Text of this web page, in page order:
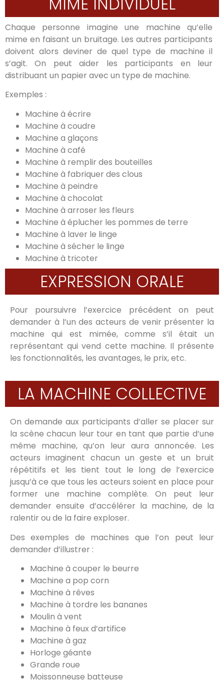
Chaque personne imagine une machine qu’elle
mime en faisant un bruitage. Les autres participants
doivent alors deviner de quel type de machine il
s’agit. On peut aider les participants en leur
distribuant un papier avec un type de machine.
Exemples :
Machine à écrire
Machine à coudre
Machine a glaçons
Machine à café
Machine à remplir des bouteilles
Machine à fabriquer des clous
Machine à peindre
Machine à chocolat
Machine à arroser les fleurs
Machine à éplucher les pommes de terre
Machine à laver le linge
Machine à sécher le linge
Machine à tricoter
EXPRESSION ORALE
Pour poursuivre l’exercice précédent on peut
demander à l’un des acteurs de venir présenter la
machine qui est mimée, comme s’il était un
représentant qui vend cette machine. Il présente
les fonctionnalités, les avantages, le prix, etc.
LA MACHINE COLLECTIVE
On demande aux participants d’aller se placer sur
la scène chacun leur tour en tant que partie d’une
même machine, qu’on leur aura annoncée. Les
acteurs imaginent chacun un geste et un bruit
répétitifs et les tient tout le long de l’exercice
jusqu’à ce que tous les acteurs soient en place pour
former une machine complète. On peut leur
demander ensuite d’accélérer la machine, de la
ralentir ou de la faire exploser.
Des exemples de machines que l’on peut leur
demander d’illustrer :
Machine à couper le beurre
Machine a pop corn
Machine à rêves
Machine à tordre les bananes
Moulin à vent
Machine à feux d’artifice
Machine à gaz
Horloge géante
Grande roue
Moissonneuse batteuse